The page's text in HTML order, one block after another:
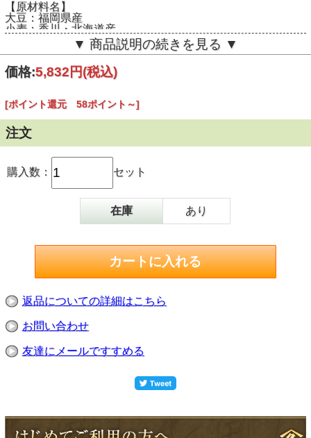
【原材料名】
大豆：福岡県産
小麦：香川・北海道産
塩：オーストラリア産、メキシコ産
▼ 商品説明の続きを見る ▼
価格:5,832円(税込)
[ポイント還元 58ポイント～]
注文
購入数： セット
在庫 あり
返品についての詳細はこちら
お問い合わせ
友達にメールですすめる